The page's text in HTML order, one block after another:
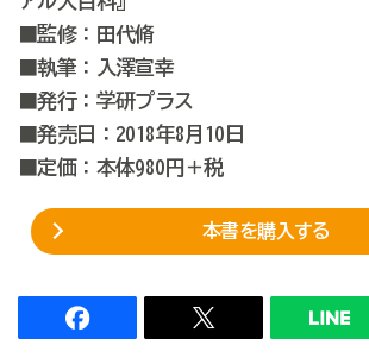
■監修：田代脩
■執筆：入澤宣幸
■発行：学研プラス
■発売日：2018年8月10日
■定価：本体980円＋税
本書を購入する